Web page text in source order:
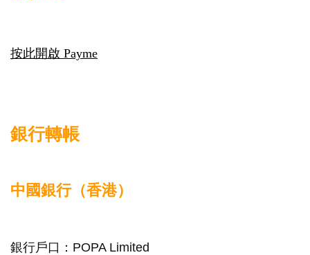
按此開啟 Payme
銀行轉帳
中國銀行（香港）
銀行戶口：POPA Limited